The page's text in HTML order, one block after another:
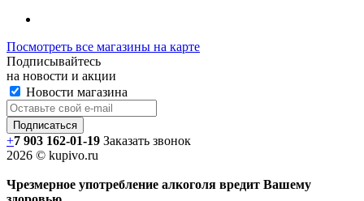
Посмотреть все магазины на карте
Подписывайтесь
на новости и акции
Новости магазина
+7 903 162-01-19 Заказать звонок
2026 © kupivo.ru
Чрезмерное употребление алкоголя вредит Вашему